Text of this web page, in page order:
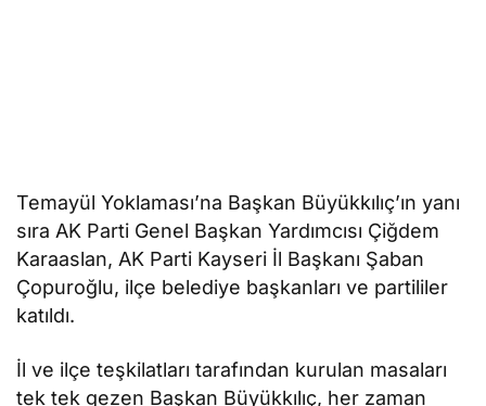
Temayül Yoklaması’na Başkan Büyükkılıç’ın yanı
sıra AK Parti Genel Başkan Yardımcısı Çiğdem
Karaaslan, AK Parti Kayseri İl Başkanı Şaban
Çopuroğlu, ilçe belediye başkanları ve partililer
katıldı.
İl ve ilçe teşkilatları tarafından kurulan masaları
tek tek gezen Başkan Büyükkılıç, her zaman